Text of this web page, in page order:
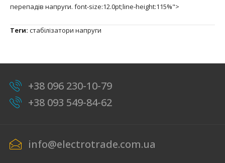
перепадів напруги. font-size:12.0pt;line-height:115%">
Теги: стабілізатори напруги
+38 096 230-10-79
+38 093 549-84-62
info@electrotrade.com.ua